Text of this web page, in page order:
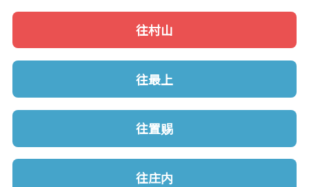
往村山
往最上
往置赐
往庄内